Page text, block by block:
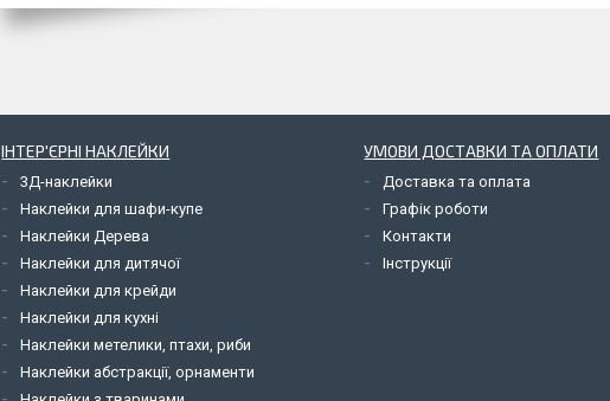
ІНТЕР'ЄРНІ НАКЛЕЙКИ
3Д-наклейки
Наклейки для шафи-купе
Наклейки Дерева
Наклейки для дитячої
Наклейки для крейди
Наклейки для кухні
Наклейки метелики, птахи, риби
Наклейки абстракції, орнаменти
УМОВИ ДОСТАВКИ ТА ОПЛАТИ
Доставка та оплата
Графік роботи
Контакти
Інструкції